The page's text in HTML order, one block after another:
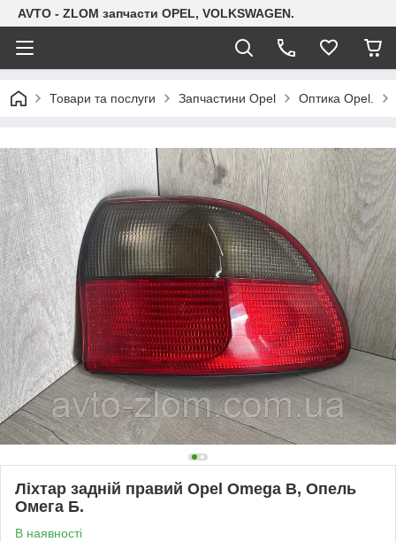
AVTO - ZLOM запчасти OPEL, VOLKSWAGEN.
Товари та послуги Запчастини Opel Оптика Opel.
Ліхтар задній правий Opel Omega B, Опель
Омега Б.
В наявності